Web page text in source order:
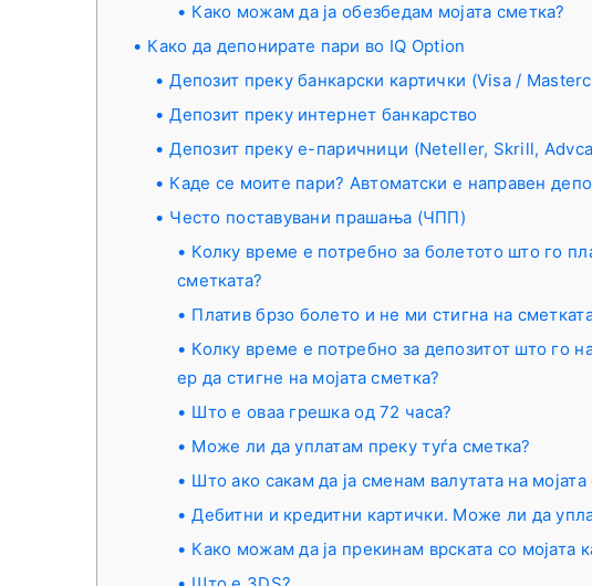
Како можам да ја обезбедам мојата сметка?
Како да депонирате пари во IQ Option
Депозит преку банкарски картички (Visa /
Депозит преку интернет банкарство
Депозит преку е-паричници (Neteller, Skrill,
Каде се моите пари? Автоматски е направен
Често поставувани прашања (ЧПП)
Колку време е потребно за болетото што го
сметката?
Платив брзо болето и не ми стигна на
Колку време е потребно за депозитот што го
ер да стигне на мојата сметка?
Што е оваа грешка од 72 часа?
Може ли да уплатам преку туѓа сметка?
Што ако сакам да ја сменам валутата на мојата
Дебитни и кредитни картички. Може ли да
Како можам да ја прекинам врската со мојата